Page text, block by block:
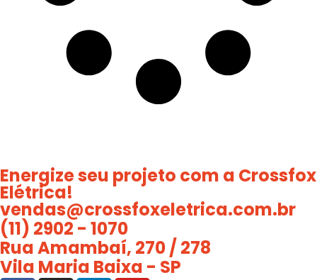
Energizeseu projeto com a Crossfox
Elétrica!
vendas@crossfoxeletrica.com.br
(11) 2902 - 1070
Rua Amambaí, 270 / 278
Vila Maria Baixa - SP